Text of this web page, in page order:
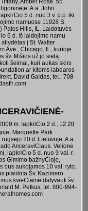
Amber Rose. 55
A.a. John
5 d. nuo 3 v. p.p. iki
namuose 11028 S.
Palos Hills, IL. Laidotuvės
6 d. Iš laidojimo namų
į St. Walter
Ave., Chicago, IL, kurioje
šv. Mišios už jo sielą.
šeimai, kuri aukas skirs
ar kitoms labdaros
David Gaidas, tel.: 708-
m. lapkriĊio 2 d., 12:20
Marquette Park
20 d. Lietuvoje. A.a.
AnceraviĊiaus. Velionė
lapkriĊio 5 d. nuo 9 val. r.
Gimimo bažnyĊioje,
bus aukojamos 10 val. ryto.
plaidota Šv. Kazimero
kvieĊiame dalyvauti šv.
M. Petkus, tel. 800-994-